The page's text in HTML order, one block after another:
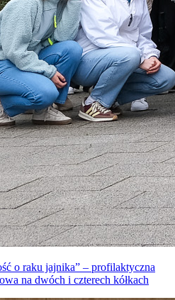
o raku jajnika” – profilaktyczna
na dwóch i czterech kółkach